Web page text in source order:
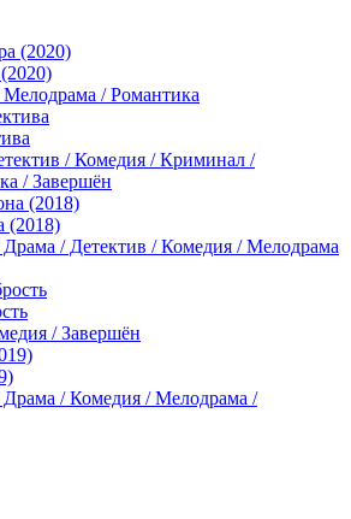
/ Романтика
/ Комедия / Криминал /
/ Завершён
(2018)
/ Детектив / Комедия / Мелодрама
/ Завершён
/ Комедия / Мелодрама /